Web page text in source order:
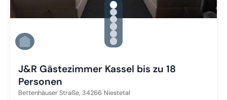
gallery.slide_selector
Zu Slide 1 wechseln
Zu Slide 2 wechseln
Zu Slide 3 wechseln
Zu Slide 4 wechseln
Zu Slide 5 wechseln
Zu Slide 6 wechseln
J&R Gästezimmer Kassel bis zu 18
Personen
Bettenhäuser Straße, 34266 Niestetal